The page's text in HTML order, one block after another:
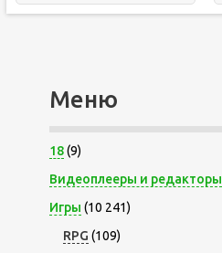
Меню
18(9)
Видеоплееры и редакторы
Игры (10 241)
RPG (109)